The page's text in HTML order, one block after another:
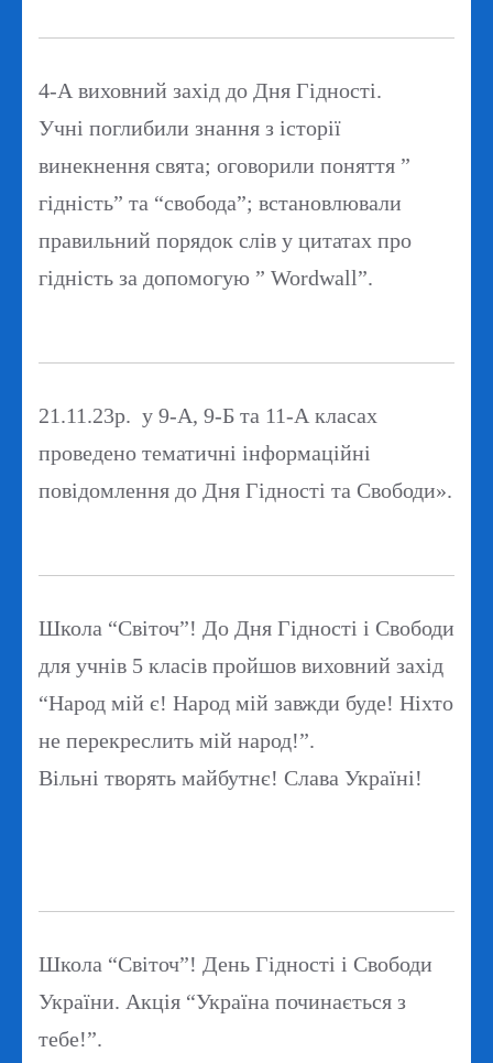
4-А виховний захід до Дня Гідності.
Учні поглибили знання з історії
винекнення свята; оговорили поняття ”
гідність” та “свобода”; встановлювали
правильний порядок слів у цитатах про
гідність за допомогую ” Wordwall”.
21.11.23р. у 9-А, 9-Б та 11-А класах
проведено тематичні інформаційні
повідомлення до Дня Гідності та Свободи».
Школа “Світоч”! До Дня Гідності і Свободи
для учнів 5 класів пройшов виховний захід
“Народ мій є! Народ мій завжди буде! Ніхто
не перекреслить мій народ!”.
Вільні творять майбутнє! Слава Україні!
Школа “Світоч”! День Гідності і Свободи
України. Акція “Україна починається з
тебе!”.